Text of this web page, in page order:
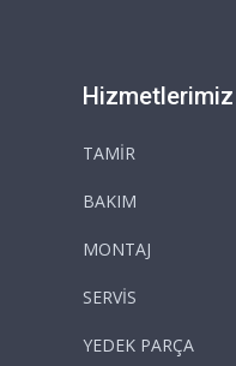
Hizmetlerimiz
TAMİR
BAKIM
MONTAJ
SERVİS
YEDEK PARÇA